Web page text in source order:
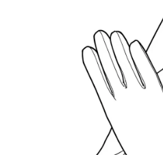
gwiazdek.